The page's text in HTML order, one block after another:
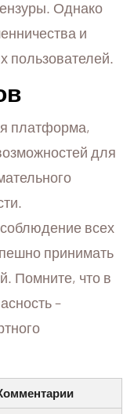
Однако
и
пользователей.
платформа,
для
всех
принимать
Помните, что в
–